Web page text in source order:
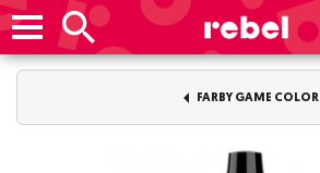
FARBY GAME COLOR